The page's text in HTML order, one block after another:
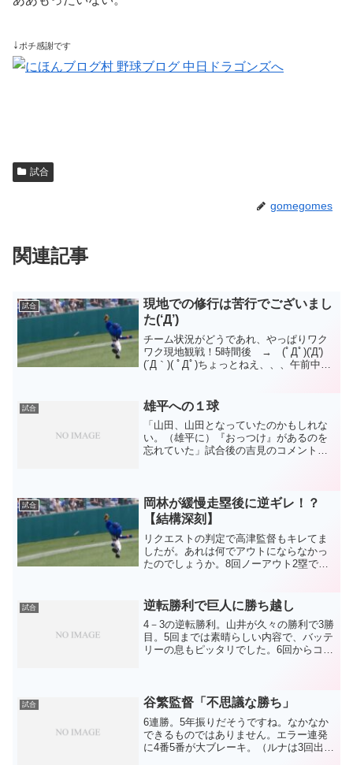
↓ ポチ感謝です
試合
gomegomes
関連記事
試合
現地での修行は苦行でございまし
た(‘Д’)
チーム状況がどうであれ、やっぱりワク
ワク現地観戦！5時間後 → (ﾟДﾟ)('Д')
(´Д｀)( ﾟДﾟ)ちょっとねえ、、、午前中に
なに全員揃って不調？？？崩れて
る？？...
試合 雄平への１球
「山田、山田となっていたのかもしれな
い。（雄平に）『おっつけ』があるのを
忘れていた」試合後の吉見のコメント。
ていた状況。ランナー２人...
試合
岡林が緩慢走塁後に逆ギレ！？
【結構深刻】
リクエストの判定で高津監督もキレてま
したが。あれは何でアウトにならなかっ
たのでしょうか。8回ノーアウト2塁での
戻れると思ってしまったのでしょうね。
そして、ベースに入った...
試合 逆転勝利で巨人に勝ち越し
4－3の逆転勝利。山井が久々の勝利で3勝
目。5回までは素晴らしい内容で、バッテ
リーの息もピッタリでした。6回からコン
序盤にそれが出...
試合 谷繁監督「不思議な勝ち」
6連勝。5年振りだそうですね。なかなか
できるものではありません。エラー連発
に4番5番が大ブレーキ。（ルナは3回出塁